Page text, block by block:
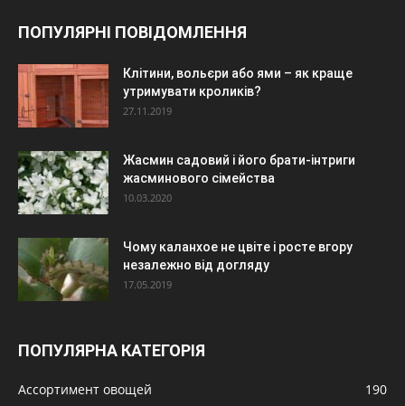
ПОПУЛЯРНІ ПОВІДОМЛЕННЯ
Клітини, вольєри або ями – як краще
утримувати кроликів?
27.11.2019
Жасмин садовий і його брати-інтриги
жасминового сімейства
10.03.2020
Чому каланхое не цвіте і росте вгору
незалежно від догляду
17.05.2019
ПОПУЛЯРНА КАТЕГОРІЯ
Ассортимент овощей
190